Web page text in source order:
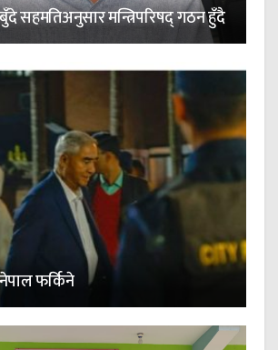
सहमतिअनुसार मन्त्रिपरिषद् गठन हुँदै
फर्किने